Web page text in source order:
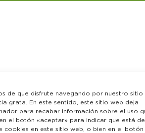
de que disfrute navegando por nuestro sitio
grata. En este sentido, este sitio web deja
para recabar información sobre el uso
el botón «aceptar» para indicar que está de
cookies en este sitio web, o bien en el botón